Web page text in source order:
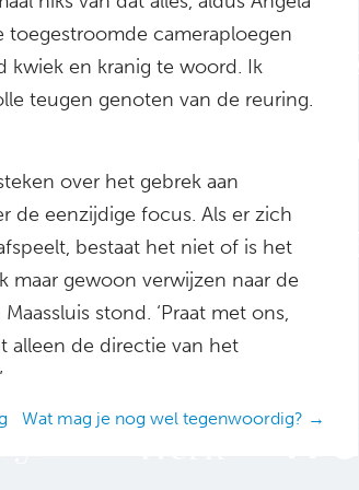
toegestroomde cameraploegen
kwiek en kranig te woord. Ik
teugen genoten van de reuring.
over het gebrek aan
de eenzijdige focus. Als er zich
bestaat het niet of is het
maar gewoon verwijzen naar de
stond. ‘Praat met ons,
alleen de directie van het
Wat mag je nog wel tegenwoordig? →